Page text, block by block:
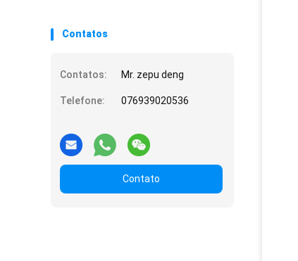
Contatos
Contatos: Mr. zepu deng
Telefone: 076939020536
Contato